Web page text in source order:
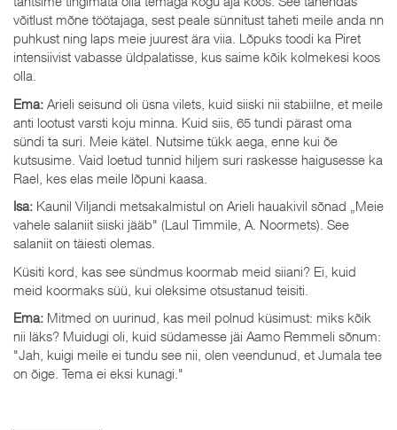
võitlust mõne töötajaga, sest peale sünnitust taheti meile anda nn
puhkust ning laps meie juurest ära viia. Lõpuks toodi ka Piret
intensiivist vabasse üldpalatisse, kus saime kõik kolmekesi koos
olla.
Ema: Arieli seisund oli üsna vilets, kuid siiski nii stabiilne, et meile
anti lootust varsti koju minna. Kuid siis, 65 tundi pärast oma
sündi ta suri. Meie kätel. Nutsime tükk aega, enne kui õe
kutsusime. Vaid loetud tunnid hiljem suri raskesse haigusesse ka
Rael, kes elas meile lõpuni kaasa.
Isa: Kaunil Viljandi metsakalmistul on Arieli hauakivil sõnad „Meie
vahele salaniit siiski jääb" (Laul Timmile, A. Noormets). See
salaniit on täiesti olemas.
Küsiti kord, kas see sündmus koormab meid siiani? Ei, kuid
meid koormaks süü, kui oleksime otsustanud teisiti.
Ema: Mitmed on uurinud, kas meil polnud küsimust: miks kõik
nii läks? Muidugi oli, kuid südamesse jäi Aamo Remmeli sõnum:
"Jah, kuigi meile ei tundu see nii, olen veendunud, et Jumala tee
on õige. Tema ei eksi kunagi."